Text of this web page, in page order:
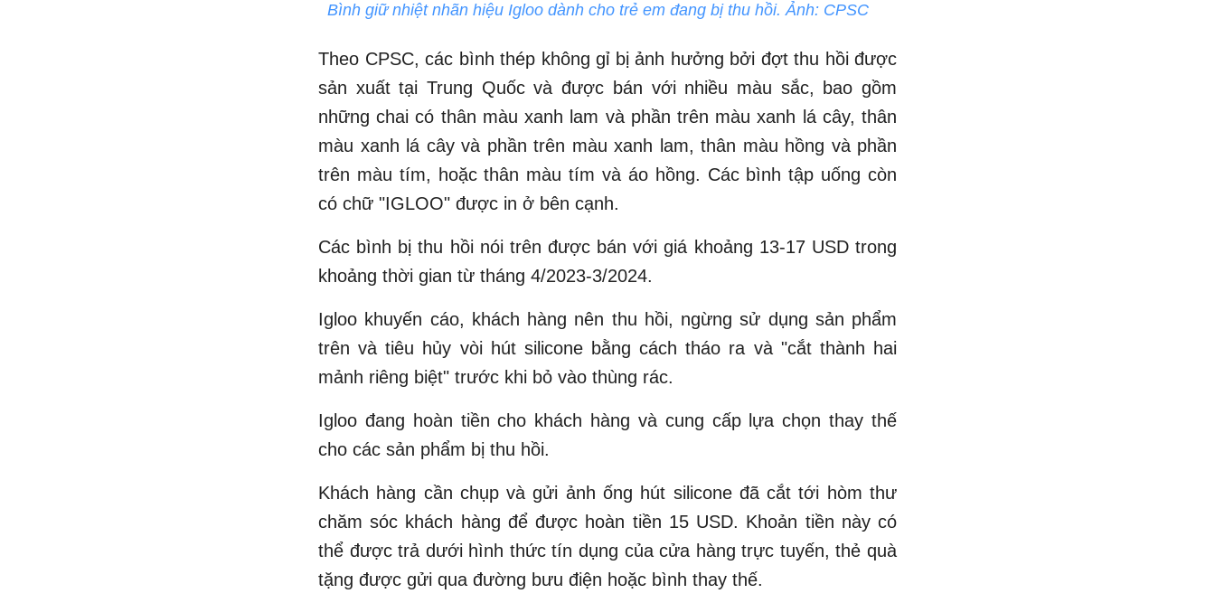
Bình giữ nhiệt nhãn hiệu Igloo dành cho trẻ em đang bị thu hồi. Ảnh: CPSC
Theo CPSC, các bình thép không gỉ bị ảnh hưởng bởi đợt thu hồi được
sản xuất tại Trung Quốc và được bán với nhiều màu sắc, bao gồm
những chai có thân màu xanh lam và phần trên màu xanh lá cây, thân
màu xanh lá cây và phần trên màu xanh lam, thân màu hồng và phần
trên màu tím, hoặc thân màu tím và áo hồng. Các bình tập uống còn
có chữ "IGLOO" được in ở bên cạnh.
Các bình bị thu hồi nói trên được bán với giá khoảng 13-17 USD trong
khoảng thời gian từ tháng 4/2023-3/2024.
Igloo khuyến cáo, khách hàng nên thu hồi, ngừng sử dụng sản phẩm
trên và tiêu hủy vòi hút silicone bằng cách tháo ra và "cắt thành hai
mảnh riêng biệt" trước khi bỏ vào thùng rác.
Igloo đang hoàn tiền cho khách hàng và cung cấp lựa chọn thay thế
cho các sản phẩm bị thu hồi.
Khách hàng cần chụp và gửi ảnh ống hút silicone đã cắt tới hòm thư
chăm sóc khách hàng để được hoàn tiền 15 USD. Khoản tiền này có
thể được trả dưới hình thức tín dụng của cửa hàng trực tuyến, thẻ quà
tặng được gửi qua đường bưu điện hoặc bình thay thế.